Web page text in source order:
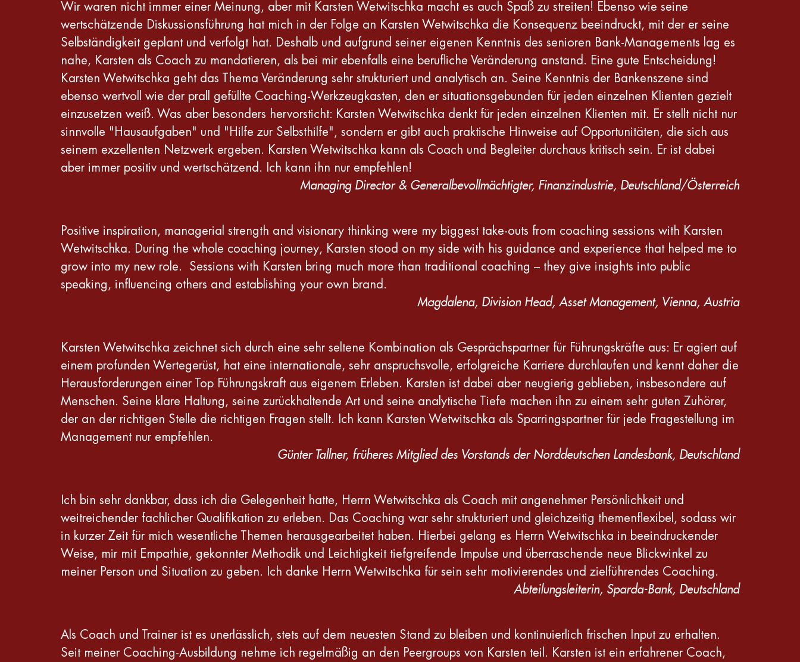
Wir waren nicht immer einer Meinung, aber mit Karsten Wetwitschka macht es auch Spaß zu streiten! Ebenso wie seine
wertschätzende Diskussionsführung hat mich in der Folge an Karsten Wetwitschka die Konsequenz beeindruckt, mit der er seine
Selbständigkeit geplant und verfolgt hat. Deshalb und aufgrund seiner eigenen Kenntnis des senioren Bank-Managements lag es
nahe, Karsten als Coach zu mandatieren, als bei mir ebenfalls eine berufliche Veränderung anstand. Eine gute Entscheidung!
Karsten Wetwitschka geht das Thema Veränderung sehr strukturiert und analytisch an. Seine Kenntnis der Bankenszene sind
ebenso wertvoll wie der prall gefüllte Coaching-Werkzeugkasten, den er situationsgebunden für jeden einzelnen Klienten gezielt
einzusetzen weiß. Was aber besonders hervorsticht: Karsten Wetwitschka denkt für jeden einzelnen Klienten mit. Er stellt nicht nur
sinnvolle "Hausaufgaben" und "Hilfe zur Selbsthilfe", sondern er gibt auch praktische Hinweise auf Opportunitäten, die sich aus
seinem exzellenten Netzwerk ergeben. Karsten Wetwitschka kann als Coach und Begleiter durchaus kritisch sein. Er ist dabei
aber immer positiv und wertschätzend. Ich kann ihn nur empfehlen!
Managing Director & Generalbevollmächtigter, Finanzindustrie, Deutschland/Österreich
Positive inspiration, managerial strength and visionary thinking were my biggest take-outs from coaching sessions with Karsten
Wetwitschka. During the whole coaching journey, Karsten stood on my side with his guidance and experience that helped me to
grow into my new role. Sessions with Karsten bring much more than traditional coaching – they give insights into public
speaking, influencing others and establishing your own brand.
Magdalena, Division Head, Asset Management, Vienna, Austria
Karsten Wetwitschka zeichnet sich durch eine sehr seltene Kombination als Gesprächspartner für Führungskräfte aus: Er agiert auf
einem profunden Wertegerüst, hat eine internationale, sehr anspruchsvolle, erfolgreiche Karriere durchlaufen und kennt daher die
Herausforderungen einer Top Führungskraft aus eigenem Erleben. Karsten ist dabei aber neugierig geblieben, insbesondere auf
Menschen. Seine klare Haltung, seine zurückhaltende Art und seine analytische Tiefe machen ihn zu einem sehr guten Zuhörer,
der an der richtigen Stelle die richtigen Fragen stellt. Ich kann Karsten Wetwitschka als Sparringspartner für jede Fragestellung im
Management nur empfehlen.
Günter Tallner, früheres Mitglied des Vorstands der Norddeutschen Landesbank, Deutschland
Ich bin sehr dankbar, dass ich die Gelegenheit hatte, Herrn Wetwitschka als Coach mit angenehmer Persönlichkeit und
weitreichender fachlicher Qualifikation zu erleben. Das Coaching war sehr strukturiert und gleichzeitig themenflexibel, sodass wir
in kurzer Zeit für mich wesentliche Themen herausgearbeitet haben. Hierbei gelang es Herrn Wetwitschka in beeindruckender
Weise, mir mit Empathie, gekonnter Methodik und Leichtigkeit tiefgreifende Impulse und überraschende neue Blickwinkel zu
meiner Person und Situation zu geben. Ich danke Herrn Wetwitschka für sein sehr motivierendes und zielführendes Coaching.
Abteilungsleiterin, Sparda-Bank, Deutschland
Als Coach und Trainer ist es unerlässlich, stets auf dem neuesten Stand zu bleiben und kontinuierlich frischen Input zu erhalten.
Seit meiner Coaching-Ausbildung nehme ich regelmäßig an den Peergroups von Karsten teil. Karsten ist ein erfahrener Coach,